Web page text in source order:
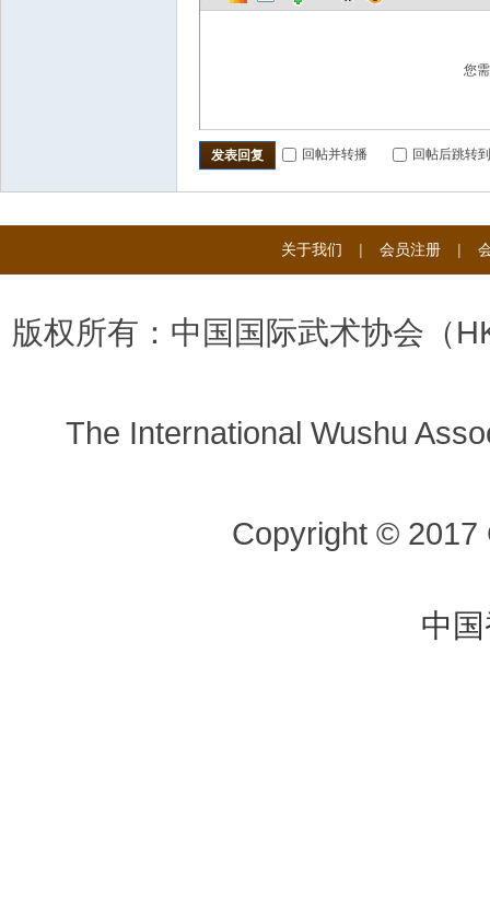
您
发表回复 回帖并转播 回帖后跳转
关于我们 | 会员注册 |
版权所有：中国国际武术协会（
The International Wushu
Copyright © 2017
中